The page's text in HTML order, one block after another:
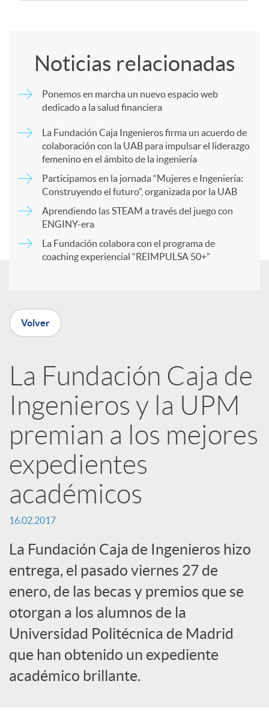
m
t
r
n
R
e
d
e
s
S
o
Noticias relacionadas
Ponemos en marcha un nuevo espacio web
dedicado a la salud financiera
La Fundación Caja Ingenieros firma un acuerdo de
colaboración con la UAB para impulsar el liderazgo
femenino en el ámbito de la ingeniería
Participamos en la jornada “Mujeres e Ingeniería:
Construyendo el futuro”, organizada por la UAB
Aprendiendo las STEAM a través del juego con
ENGINY-era
La Fundación colabora con el programa de
coaching experiencial “REIMPULSA 50+”
Volver
La Fundación Caja de
Ingenieros y la UPM
premian a los mejores
expedientes
académicos
16.02.2017
La Fundación Caja de Ingenieros hizo
entrega, el pasado viernes 27 de
enero, de las becas y premios que se
otorgan a los alumnos de la
Universidad Politécnica de Madrid
que han obtenido un expediente
académico brillante.